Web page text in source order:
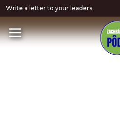
Write a letter to your leaders